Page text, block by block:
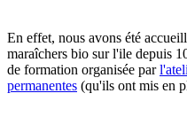
En effet, nous avons été
maraîchers bio sur l'ile depuis
de formation organisée par
permanentes (qu'ils ont mis en